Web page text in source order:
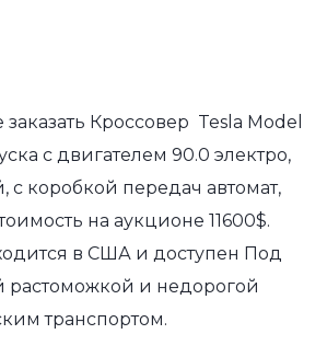
Кроссовер Tesla Model
с двигателем 90.0 электро,
коробкой передач автомат,
на аукционе 11600$.
в США и доступен Под
растоможкой и недорогой
транспортом.